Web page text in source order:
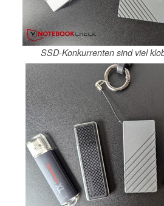
SSD-Konkurrenten sind viel